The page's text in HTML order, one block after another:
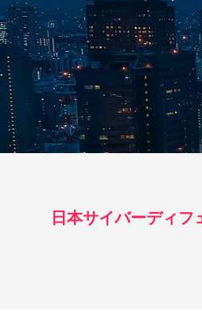
日本サイバーディ